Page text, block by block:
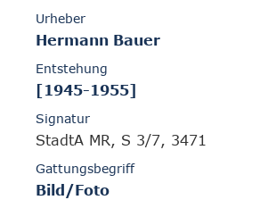
Urheber
Hermann Bauer
Entstehung
[1945-1955]
Signatur
StadtA MR, S 3/7, 3471
Gattungsbegriff
Bild/Foto